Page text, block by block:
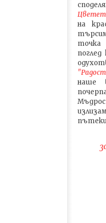
на
търсим
точка
наше